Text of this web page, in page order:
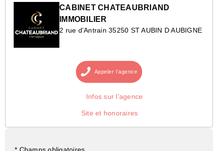
CABINET CHATEAUBRIAND
IMMOBILIER
2 rue d'Antrain 35250 ST AUBIN D AUBIGNE
Appeler l’agence
Infos sur l’agence
Site et honoraires